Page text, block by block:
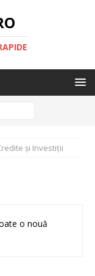
şi Investiţii
o nouă